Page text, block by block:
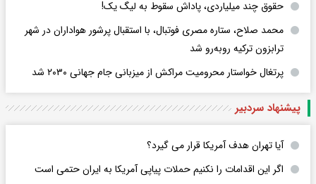
حقوق چند میلیاردی، پاداش سقوط به لیگ یک!
محمد صلاح، ستاره مصری فوتبال، با استقبال پرشور هواداران در شهر
ترابزون ترکیه روبه‌رو شد
پرتغال خواستار محرومیت مراکش از میزبانی جام جهانی ۲۰۳۰ شد
پیشنهاد سردبیر
آیا تهران هدف آمریکا قرار می گیرد؟
اگر این اقدامات را نکنیم حملات پیاپی آمریکا به ایران حتمی است